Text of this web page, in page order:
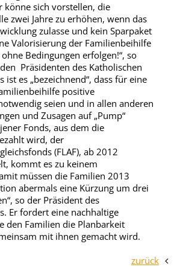
könne sich vorstellen, die
zwei Jahre zu erhöhen, wenn das
zulasse und kein Sparpaket
Valorisierung der Familienbeihilfe
Bedingungen erfolgen!“, so
Präsidenten des Katholischen
ist es „bezeichnend“, dass für eine
positive
seien und in allen anderen
und Zusagen auf „Pump“
Fonds, aus dem die
wird, der
(FLAF), ab 2012
kommt es zu keinem
müssen die Familien 2013
abermals eine Kürzung um drei
so der Präsident des
Er fordert eine nachhaltige
den Familien die Planbarkeit
mit ihnen gemacht wird.
zurück